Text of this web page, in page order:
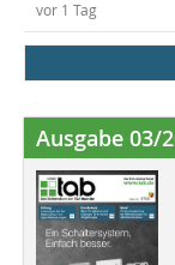
vor 1 Tag
Ausgabe 03/